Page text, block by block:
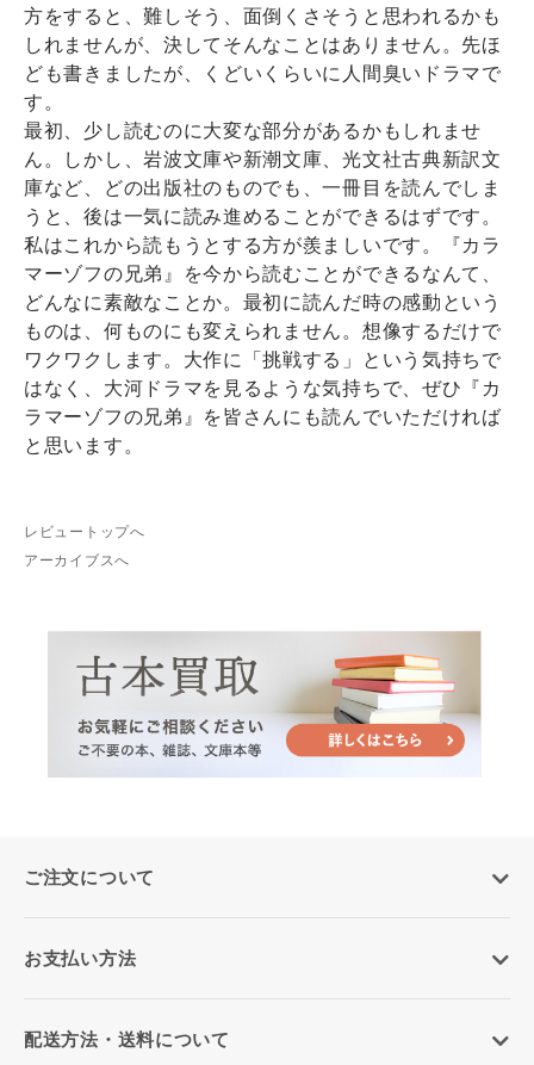
方をすると、難しそう、面倒くさそうと思われるかも
しれませんが、決してそんなことはありません。先ほ
ども書きましたが、くどいくらいに人間臭いドラマで
す。
最初、少し読むのに大変な部分があるかもしれませ
ん。しかし、岩波文庫や新潮文庫、光文社古典新訳文
庫など、どの出版社のものでも、一冊目を読んでしま
うと、後は一気に読み進めることができるはずです。
私はこれから読もうとする方が羨ましいです。『カラ
マーゾフの兄弟』を今から読むことができるなんて、
どんなに素敵なことか。最初に読んだ時の感動という
ものは、何ものにも変えられません。想像するだけで
ワクワクします。大作に「挑戦する」という気持ちで
はなく、大河ドラマを見るような気持ちで、ぜひ『カ
ラマーゾフの兄弟』を皆さんにも読んでいただければ
と思います。
レビュートップへ
アーカイブスへ
ご注文について
お支払い方法
配送方法・送料について